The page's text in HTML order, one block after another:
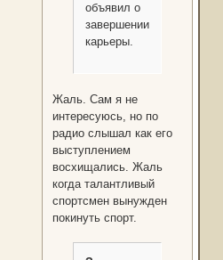
объявил о
завершении
карьеры.
Жаль. Сам я не
интересуюсь, но по
радио слышал как его
выступлением
восхищались. Жаль
когда талантливый
спортсмен вынужден
покинуть спорт.